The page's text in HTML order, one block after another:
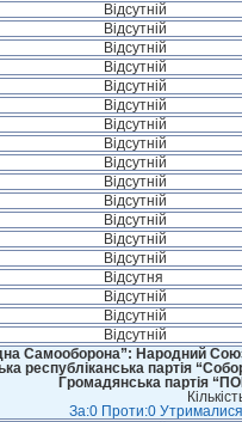
Відсутній
Відсутній
Відсутній
Відсутній
Відсутній
Відсутній
Відсутній
Відсутній
Відсутній
Відсутній
Відсутній
Відсутній
Відсутній
Відсутній
Відсутня
Відсутній
Відсутній
Відсутній
Самооборона”: Народний
республіканська партія
Громадянська партія
За:0 Проти:0